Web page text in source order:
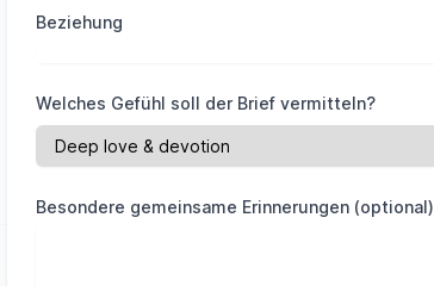
Beziehung
Welches Gefühl soll der Brief vermitteln?
Besondere gemeinsame Erinnerungen (optional)